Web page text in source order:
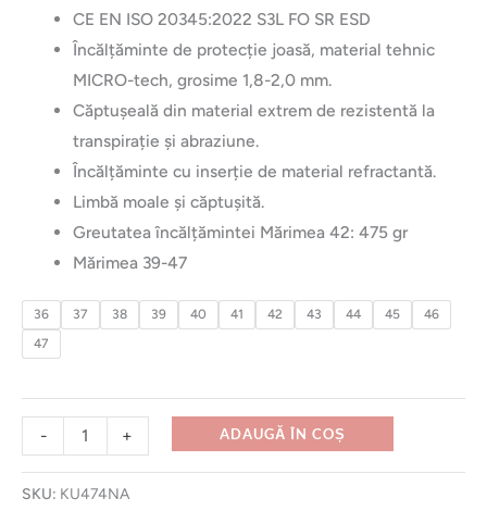
CE EN ISO 20345:2022 S3L FO SR ESD
Încălțăminte de protecție joasă, material tehnic
MICRO-tech, grosime 1,8-2,0 mm.
Căptușeală din material extrem de rezistentă la
transpirație și abraziune.
Încălțăminte cu inserție de material refractantă.
Limbă moale și căptușită.
Greutatea încălțămintei Mărimea 42: 475 gr
Mărimea 39-47
36 37 38 39 40 41 42 43 44 45
46
47
- + ADAUGĂ ÎN COȘ
SKU: KU474NA